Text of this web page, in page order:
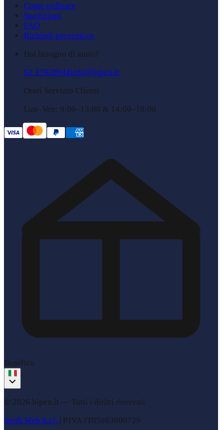
Come ordinare
Spedizioni
FAQ
Richiedi preventivo
Hai bisogno di aiuto?
02 37920944info@bipen.it
Orari Servizio Clienti
Lun–Ven: 9:00–13:00 & 14:00–18:00
Bonifico
© 2026 bipen.it — Tutti i diritti riservati
Studi Web S.r.l. | P.IVA IT05983000729